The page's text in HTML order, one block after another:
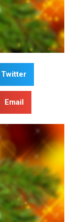
Twitter
Email